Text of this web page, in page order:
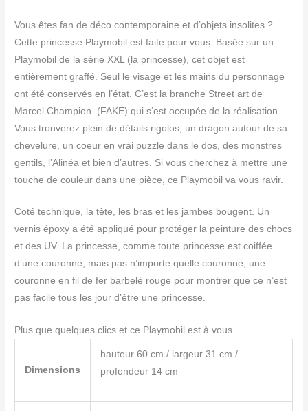
Vous êtes fan de déco contemporaine et d’objets insolites ?
Cette princesse Playmobil est faite pour vous. Basée sur un
Playmobil de la série XXL (la princesse), cet objet est
entièrement graffé. Seul le visage et les mains du personnage
ont été conservés en l’état. C’est la branche Street art de
Marcel Champion (FAKE) qui s’est occupée de la réalisation.
Vous trouverez plein de détails rigolos, un dragon autour de sa
chevelure, un coeur en vrai puzzle dans le dos, des monstres
gentils, l’Alinéa et bien d’autres. Si vous cherchez à mettre une
touche de couleur dans une pièce, ce Playmobil va vous ravir.
Coté technique, la tête, les bras et les jambes bougent. Un
vernis époxy a été appliqué pour protéger la peinture des chocs
et des UV. La princesse, comme toute princesse est coiffée
d’une couronne, mais pas n’importe quelle couronne, une
couronne en fil de fer barbelé rouge pour montrer que ce n’est
pas facile tous les jour d’être une princesse.
Plus que quelques clics et ce Playmobil est à vous.
Dimensions
hauteur 60 cm / largeur 31 cm /
profondeur 14 cm